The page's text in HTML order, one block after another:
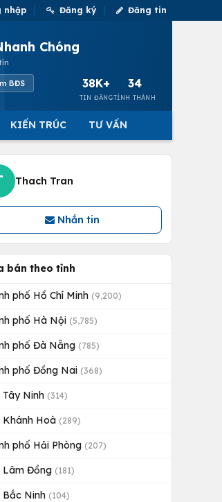
nhập Đăng ký Đăng tin
Chóng
BĐS 38K+
TIN ĐĂNG
34
TỈNH THÀNH
KIẾN TRÚC TƯ VẤN
Thach Tran
Nhắn tin
bán theo tỉnh
phố Hồ Chí Minh (9,200)
phố Hà Nội (5,785)
phố Đà Nẵng (785)
phố Đồng Nai (368)
Tây Ninh (314)
Khánh Hoà (289)
phố Hải Phòng (207)
Lâm Đồng (181)
Bắc Ninh (104)